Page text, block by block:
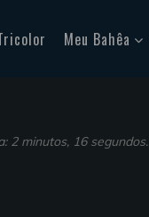
Meu Bahêa
2 minutos, 16 segundos.